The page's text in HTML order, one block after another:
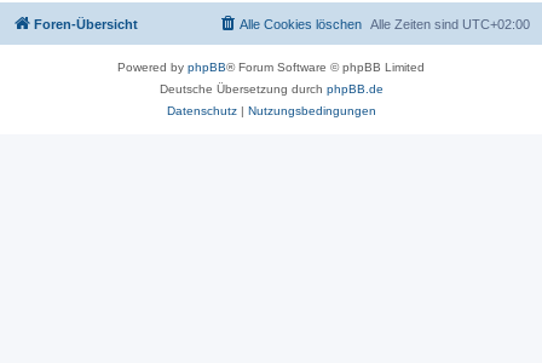
Foren-Übersicht Alle Zeiten sind UTC+02:00
Alle Cookies löschen
Powered by phpBB® Forum Software © phpBB Limited
Deutsche Übersetzung durch phpBB.de
Datenschutz| Nutzungsbedingungen